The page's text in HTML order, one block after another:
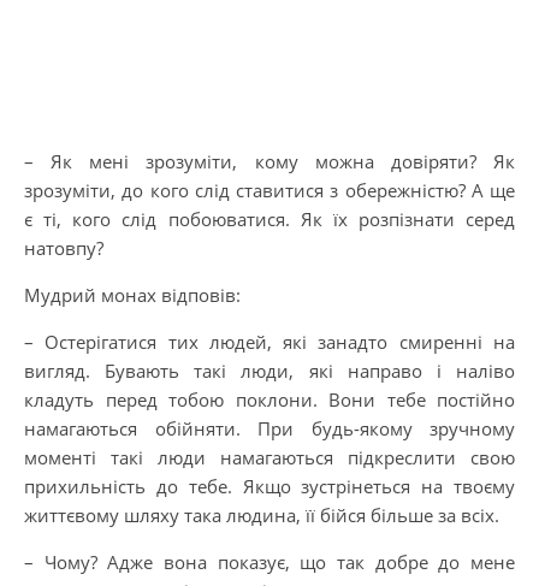
– Як мені зрозуміти, кому можна довіряти? Як
зрозуміти, до кого слід ставитися з обережністю? А ще
є ті, кого слід побоюватися. Як їх розпізнати серед
натовпу?
Мудрий монах відповів:
– Остерігатися тих людей, які занадто смиренні на
вигляд. Бувають такі люди, які направо і наліво
кладуть перед тобою поклони. Вони тебе постійно
намагаються обійняти. При будь-якому зручному
моменті такі люди намагаються підкреслити свою
прихильність до тебе. Якщо зустрінеться на твоєму
життєвому шляху така людина, її бійся більше за всіх.
– Чому? Адже вона показує, що так добре до мене